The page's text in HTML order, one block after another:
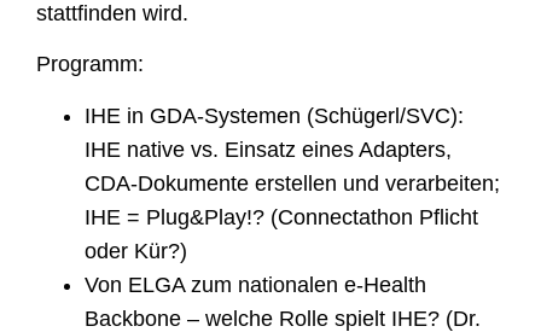
stattfinden wird.
Programm:
IHE in GDA-Systemen (Schügerl/SVC):
IHE native vs. Einsatz eines Adapters,
CDA-Dokumente erstellen und verarbeiten;
IHE = Plug&Play!? (Connectathon Pflicht
oder Kür?)
Von ELGA zum nationalen e-Health
Backbone – welche Rolle spielt IHE? (Dr.